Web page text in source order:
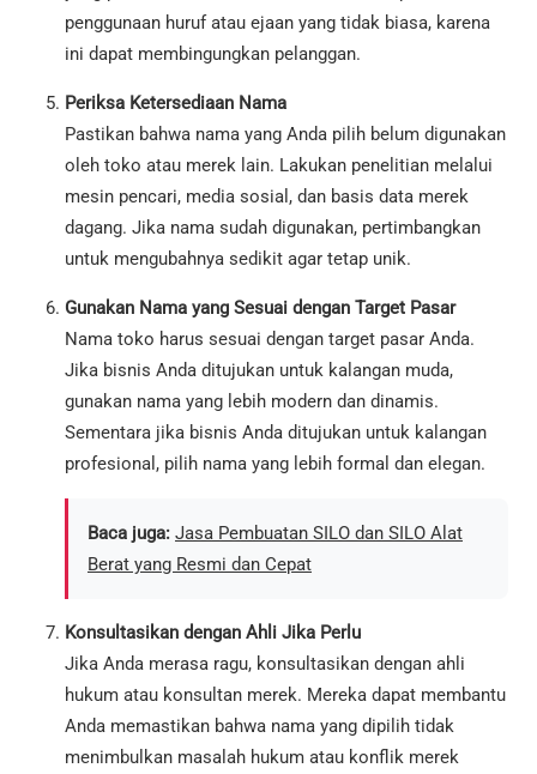
penggunaan huruf atau ejaan yang tidak biasa, karena
ini dapat membingungkan pelanggan.
Periksa Ketersediaan Nama
Pastikan bahwa nama yang Anda pilih belum digunakan
oleh toko atau merek lain. Lakukan penelitian melalui
mesin pencari, media sosial, dan basis data merek
dagang. Jika nama sudah digunakan, pertimbangkan
untuk mengubahnya sedikit agar tetap unik.
Gunakan Nama yang Sesuai dengan Target Pasar
Nama toko harus sesuai dengan target pasar Anda.
Jika bisnis Anda ditujukan untuk kalangan muda,
gunakan nama yang lebih modern dan dinamis.
Sementara jika bisnis Anda ditujukan untuk kalangan
profesional, pilih nama yang lebih formal dan elegan.
Baca juga: Jasa Pembuatan SILO dan SILO Alat
Berat yang Resmi dan Cepat
Konsultasikan dengan Ahli Jika Perlu
Jika Anda merasa ragu, konsultasikan dengan ahli
hukum atau konsultan merek. Mereka dapat membantu
Anda memastikan bahwa nama yang dipilih tidak
menimbulkan masalah hukum atau konflik merek